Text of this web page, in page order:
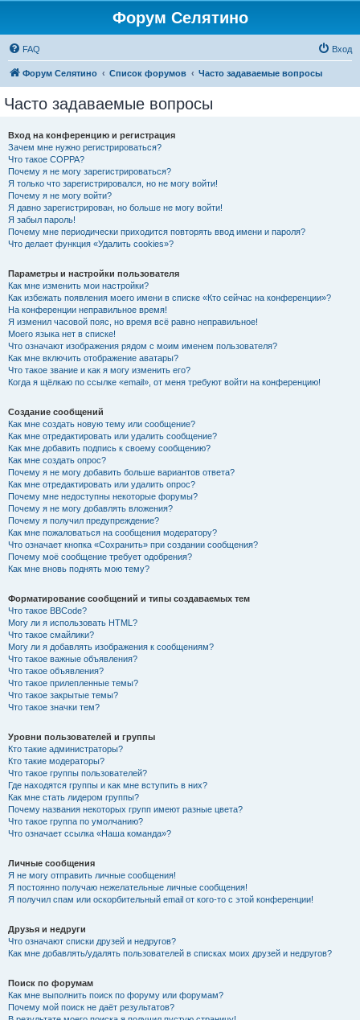
Форум Селятино
FAQ Вход
Форум Селятино Список форумов Часто задаваемые вопросы
Часто задаваемые вопросы
Вход на конференцию и регистрация
Зачем мне нужно регистрироваться?
Что такое COPPA?
Почему я не могу зарегистрироваться?
Я только что зарегистрировался, но не могу войти!
Почему я не могу войти?
Я давно зарегистрирован, но больше не могу войти!
Я забыл пароль!
Почему мне периодически приходится повторять ввод имени и пароля?
Что делает функция «Удалить cookies»?
Параметры и настройки пользователя
Как мне изменить мои настройки?
Как избежать появления моего имени в списке «Кто сейчас на конференции»?
На конференции неправильное время!
Я изменил часовой пояс, но время всё равно неправильное!
Моего языка нет в списке!
Что означают изображения рядом с моим именем пользователя?
Как мне включить отображение аватары?
Что такое звание и как я могу изменить его?
Когда я щёлкаю по ссылке «email», от меня требуют войти на конференцию!
Создание сообщений
Как мне создать новую тему или сообщение?
Как мне отредактировать или удалить сообщение?
Как мне добавить подпись к своему сообщению?
Как мне создать опрос?
Почему я не могу добавить больше вариантов ответа?
Как мне отредактировать или удалить опрос?
Почему мне недоступны некоторые форумы?
Почему я не могу добавлять вложения?
Почему я получил предупреждение?
Как мне пожаловаться на сообщения модератору?
Что означает кнопка «Сохранить» при создании сообщения?
Почему моё сообщение требует одобрения?
Как мне вновь поднять мою тему?
Форматирование сообщений и типы создаваемых тем
Что такое BBCode?
Могу ли я использовать HTML?
Что такое смайлики?
Могу ли я добавлять изображения к сообщениям?
Что такое важные объявления?
Что такое объявления?
Что такое прилепленные темы?
Что такое закрытые темы?
Что такое значки тем?
Уровни пользователей и группы
Кто такие администраторы?
Кто такие модераторы?
Что такое группы пользователей?
Где находятся группы и как мне вступить в них?
Как мне стать лидером группы?
Почему названия некоторых групп имеют разные цвета?
Что такое группа по умолчанию?
Что означает ссылка «Наша команда»?
Личные сообщения
Я не могу отправить личные сообщения!
Я постоянно получаю нежелательные личные сообщения!
Я получил спам или оскорбительный email от кого-то с этой конференции!
Друзья и недруги
Что означают списки друзей и недругов?
Как мне добавлять/удалять пользователей в списках моих друзей и недругов?
Поиск по форумам
Как мне выполнить поиск по форуму или форумам?
Почему мой поиск не даёт результатов?